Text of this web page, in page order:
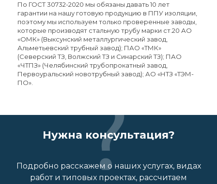
По ГОСТ 30732-2020 мы обязаны давать 10 лет
гарантии на нашу готовую продукцию в ППУ изоляции,
поэтому мы используем только проверенные заводы,
которые производят стальную трубу марки ст.20 АО
«ОМК» (Выксунский металлургический завод,
Альметьевский трубный завод); ПАО «ТМК»
(Северский ТЗ, Волжский ТЗ и Синарский ТЗ); ПАО
«ЧТПЗ» (Челябинский трубопрокатный завод,
Первоуральский новотрубный завод); АО «НТЗ «ТЭМ-
ПО».
Нужна консультация?
Подробно расскажем о наших услугах, видах
работ и типовых проектах, рассчитаем